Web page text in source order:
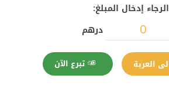
الرجاء إدخال المبلغ:
درهم